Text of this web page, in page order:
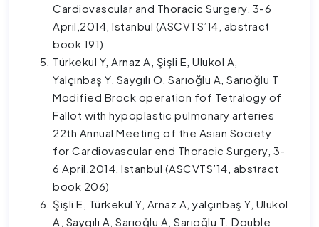
Cardiovascular and Thoracic Surgery, 3-6
April,2014, Istanbul (ASCVTS’14, abstract
book 191)
Türkekul Y, Arnaz A, Şişli E, Ulukol A,
Yalçınbaş Y, Saygılı O, Sarıoğlu A, Sarıoğlu T
Modified Brock operation fof Tetralogy of
Fallot with hypoplastic pulmonary arteries
22th Annual Meeting of the Asian Society
for Cardiovascular end Thoracic Surgery, 3-
6 April,2014, Istanbul (ASCVTS’14, abstract
book 206)
Şişli E, Türkekul Y, Arnaz A, yalçınbaş Y, Ulukol
A, Saygılı A, Sarıoğlu A, Sarıoğlu T. Double